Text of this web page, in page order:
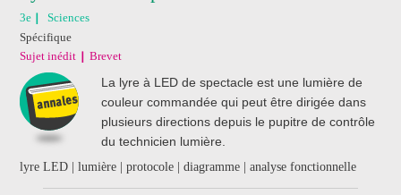
3e
Sciences
Spécifique
Sujet inédit
Brevet
La lyre à LED de spectacle est une lumière de
couleur commandée qui peut être dirigée dans
plusieurs directions depuis le pupitre de contrôle
du technicien lumière.
lyre LED | lumière | protocole | diagramme | analyse fonctionnelle